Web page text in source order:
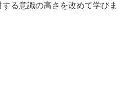
る意識の高さを改めて学びま